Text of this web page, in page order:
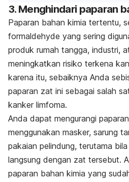
3. Menghindari paparan
Paparan bahan kimia tertentu,
formaldehyde yang sering
produk rumah tangga, industri,
meningkatkan risiko terkena
karena itu, sebaiknya Anda
paparan zat ini sebagai salah
kanker limfoma.
Anda dapat mengurangi
menggunakan masker, sarung
pakaian pelindung, terutama
langsung dengan zat tersebut.
paparan bahan kimia yang